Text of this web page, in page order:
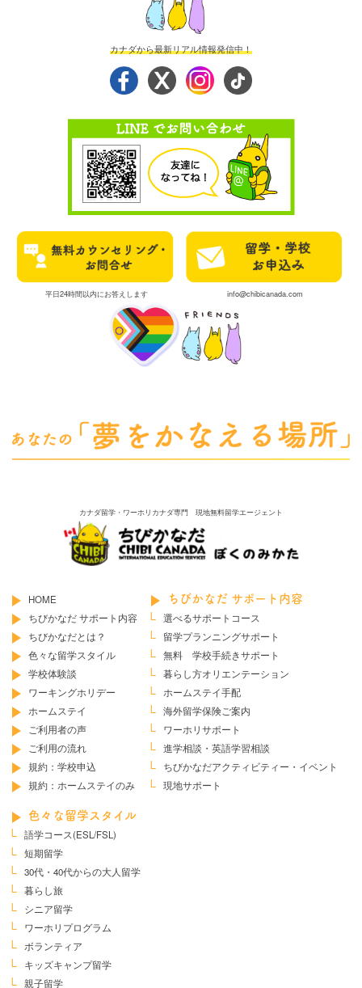
カナダから最新リアル情報発信中！
平日24時間以内にお答えします info@chibicanada.com
カナダ留学・ワーホリカナダ専門 現地無料留学エージェント
HOME
ちびかなだ サポート内容
ちびかなだとは？
色々な留学スタイル
学校体験談
ワーキングホリデー
ホームステイ
ご利用者の声
ご利用の流れ
規約：学校申込
規約：ホームステイのみ
ちびかなだ サポート内容
選べるサポートコース
留学プランニングサポート
無料 学校手続きサポート
暮らし方オリエンテーション
ホームステイ手配
海外留学保険ご案内
ワーホリサポート
進学相談・英語学習相談
ちびかなだアクティビティー・イベント
現地サポート
色々な留学スタイル
語学コース(ESL/FSL)
短期留学
30代・40代からの大人留学
暮らし旅
シニア留学
ワーホリプログラム
ボランティア
キッズキャンプ留学
親子留学